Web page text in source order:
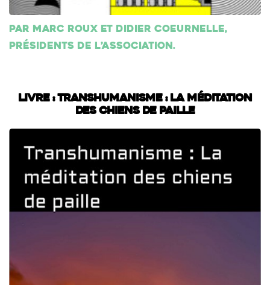
Par Marc Roux et Didier Coeurnelle,
présidents de l’association.
Livre : Transhumanisme : La méditation
des chiens de paille